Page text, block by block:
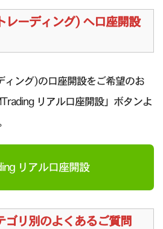
レーディング) へ口座開設
ィング)の口座開設をご希望のお
リアル口座開設」ボタンよ
リアル口座開設
ゴリ別のよくあるご質問